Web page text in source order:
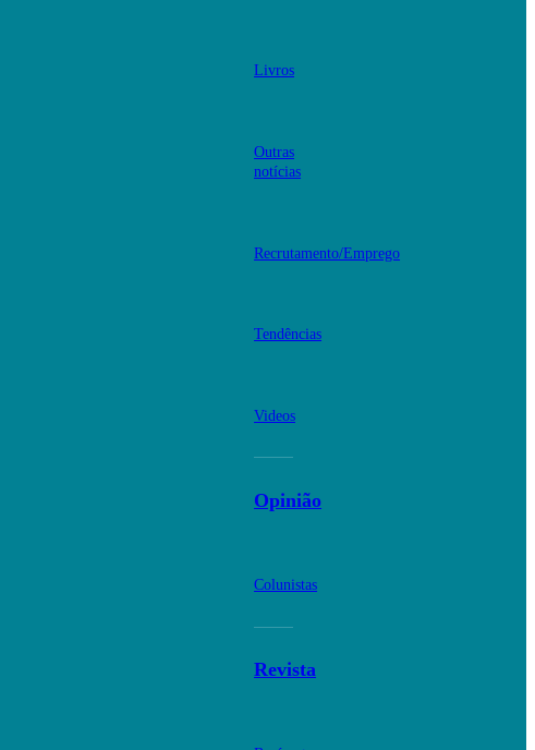
Livros
Outras
notícias
Recrutamento/Emprego
Tendências
Videos
Opinião
Colunistas
Revista